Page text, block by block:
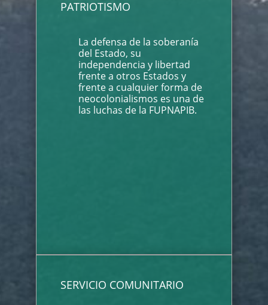
PATRIOTISMO
La defensa de la soberanía
del Estado, su
independencia y libertad
frente a otros Estados y
frente a cualquier forma de
neocolonialismos es una de
las luchas de la FUPNAPIB.
SERVICIO COMUNITARIO